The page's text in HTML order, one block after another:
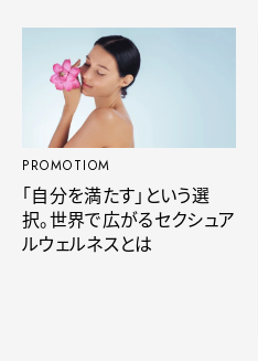
PROMOTIOM
「自分を満たす」という選
択。世界で広がるセクシュア
ルウェルネスとは